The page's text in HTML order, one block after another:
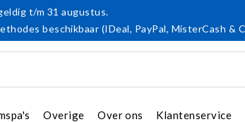
t/m 31 augustus.
beschikbaar (IDeal, PayPal, MisterCash &
Overige Over ons Klantenservice